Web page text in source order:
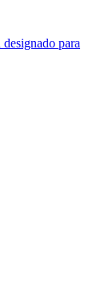
para